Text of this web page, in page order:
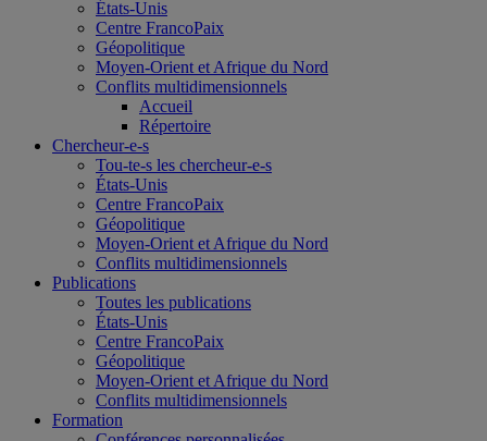
États-Unis
Centre FrancoPaix
Géopolitique
Moyen-Orient et Afrique du Nord
Conflits multidimensionnels
Accueil
Répertoire
Chercheur-e-s
Tou-te-s les chercheur-e-s
États-Unis
Centre FrancoPaix
Géopolitique
Moyen-Orient et Afrique du Nord
Conflits multidimensionnels
Publications
Toutes les publications
États-Unis
Centre FrancoPaix
Géopolitique
Moyen-Orient et Afrique du Nord
Conflits multidimensionnels
Formation